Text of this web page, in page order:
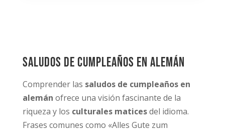
Saludos de cumpleaños en alemán
Comprender las saludos de cumpleaños en
alemán ofrece una visión fascinante de la
riqueza y los culturales maticesdel idioma.
Frases comunes como «Alles Gute zum